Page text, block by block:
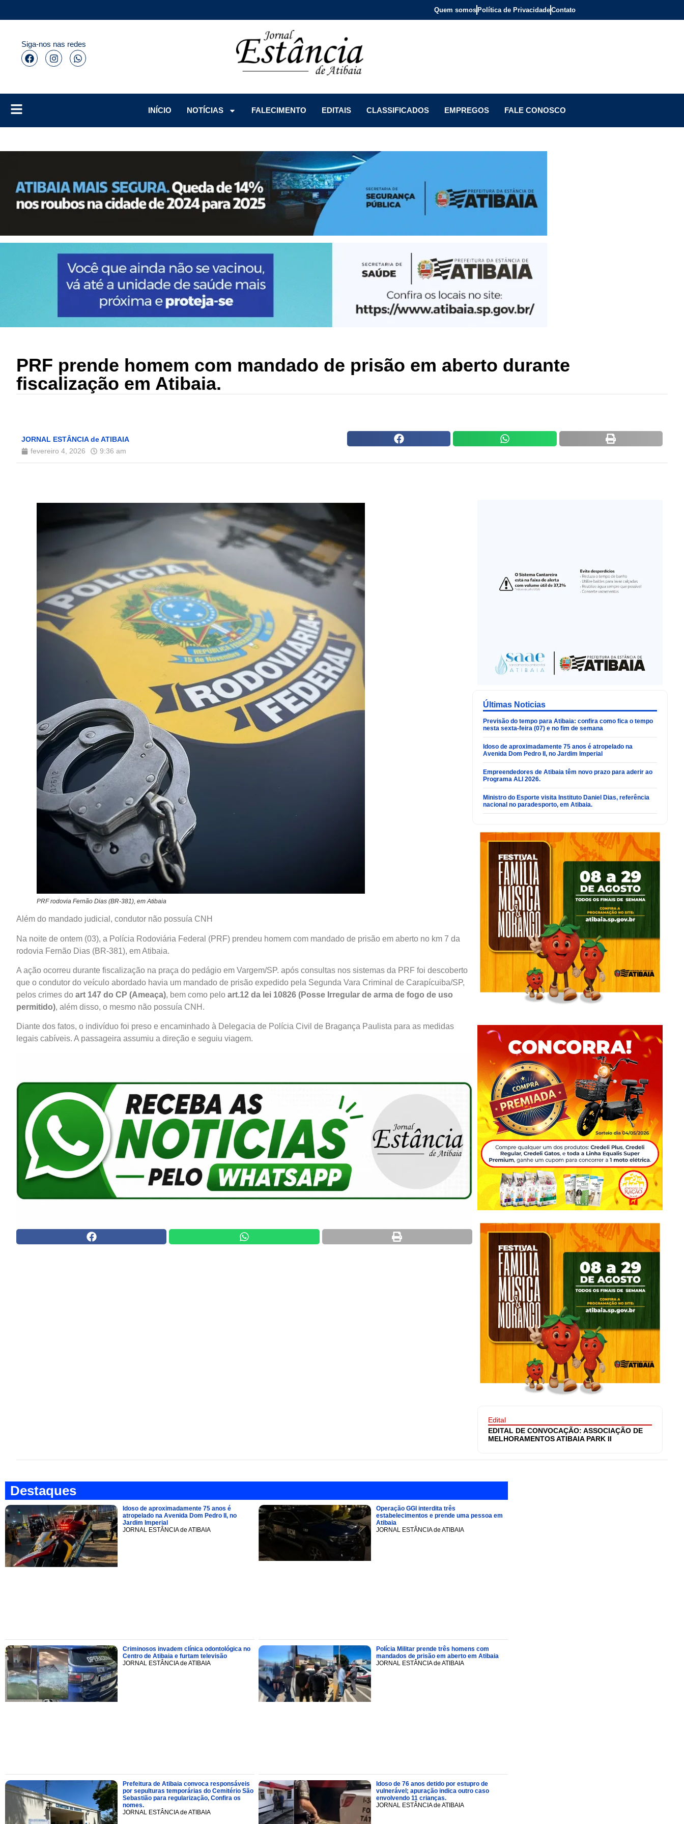
Quem somos Política de PrivacidadeContato
Siga-nos nas redes
INÍCIO
NOTÍCIAS FALECIMENTO EDITAIS CLASSIFICADOS EMPREGOS FALE CONOSCO
PRF prende homem com mandado de prisão em aberto durante
fiscalização em Atibaia.
JORNAL ESTÂNCIA de ATIBAIA
fevereiro 4, 2026
9:36 am
PRF rodovia Fernão Dias (BR-381), em Atibaia
Além do mandado judicial, condutor não possuía CNH
Na noite de ontem (03), a Polícia Rodoviária Federal (PRF) prendeu homem com mandado de prisão em aberto no km 7 da
rodovia Fernão Dias (BR-381), em Atibaia.
A ação ocorreu durante fiscalização na praça do pedágio em Vargem/SP. após consultas nos sistemas da PRF foi descoberto
que o condutor do veículo abordado havia um mandado de prisão expedido pela Segunda Vara Criminal de Carapícuiba/SP,
pelos crimes do art 147 do CP (Ameaça), bem como pelo art.12 da lei 10826 (Posse Irregular de arma de fogo de uso
permitido), além disso, o mesmo não possuía CNH.
Diante dos fatos, o indivíduo foi preso e encaminhado à Delegacia de Polícia Civil de Bragança Paulista para as medidas
legais cabíveis. A passageira assumiu a direção e seguiu viagem.
Últimas Noticias
Previsão do tempo para Atibaia: confira como fica o tempo
nesta sexta-feira (07) e no fim de semana
Idoso de aproximadamente 75 anos é atropelado na
Avenida Dom Pedro II, no Jardim Imperial
Empreendedores de Atibaia têm novo prazo para aderir ao
Programa ALI 2026.
Ministro do Esporte visita Instituto Daniel Dias, referência
nacional no paradesporto, em Atibaia.
Edital
EDITAL DE CONVOCAÇÃO: ASSOCIAÇÃO DE
MELHORAMENTOS ATIBAIA PARK II
Destaques
Idoso de aproximadamente 75 anos é
atropelado na Avenida Dom Pedro II, no
Jardim Imperial
JORNAL ESTÂNCIA de ATIBAIA
Operação GGI interdita três
estabelecimentos e prende uma pessoa em
Atibaia
JORNAL ESTÂNCIA de ATIBAIA
Criminosos invadem clínica odontológica no
Centro de Atibaia e furtam televisão
JORNAL ESTÂNCIA de ATIBAIA
Polícia Militar prende três homens com
mandados de prisão em aberto em Atibaia
JORNAL ESTÂNCIA de ATIBAIA
Prefeitura de Atibaia convoca responsáveis
por sepulturas temporárias do Cemitério São
Sebastião para regularização, Confira os
nomes.
JORNAL ESTÂNCIA de ATIBAIA
Idoso de 76 anos detido por estupro de
vulnerável; apuração indica outro caso
envolvendo 11 crianças.
JORNAL ESTÂNCIA de ATIBAIA